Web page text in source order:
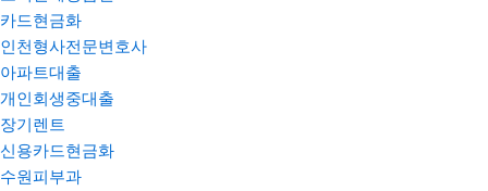
카드현금화
인천형사전문변호사
아파트대출
개인회생중대출
장기렌트
신용카드현금화
수원피부과